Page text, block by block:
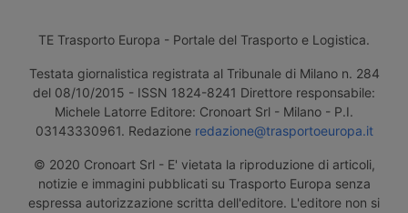
TE Trasporto Europa - Portale del Trasporto e Logistica.
Testata giornalistica registrata al Tribunale di Milano n. 284
del 08/10/2015 - ISSN 1824-8241 Direttore responsabile:
Michele Latorre Editore: Cronoart Srl - Milano - P.I.
03143330961. Redazione redazione@trasportoeuropa.it
© 2020 Cronoart Srl - E' vietata la riproduzione di articoli,
notizie e immagini pubblicati su Trasporto Europa senza
espressa autorizzazione scritta dell'editore. L'editore non si